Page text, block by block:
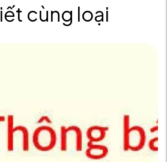
cùng loại